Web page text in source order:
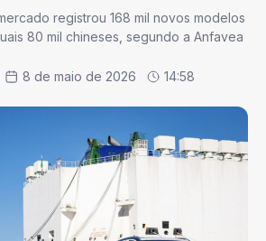
registrou 168 mil novos modelos
80 mil chineses, segundo a Anfavea
8 de maio de 2026 14:58